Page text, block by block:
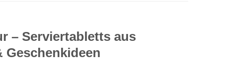
– Serviertabletts aus
Geschenkideen